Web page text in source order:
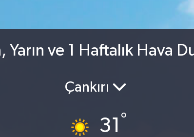
Yarın ve 1 Haftalık Hava
Çankırı
31 °